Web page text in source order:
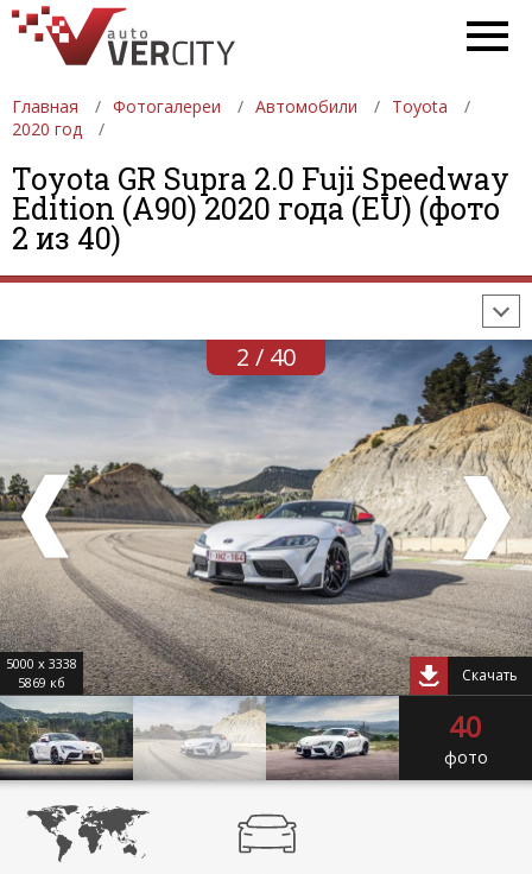
Главная Фотогалереи Автомобили
Toyota
2020 год
Toyota GR Supra 2.0 Fuji Speedway
Edition (A90) 2020 года (EU) (фото
2 из 40)
ФОТОГАЛЕРЕИ АВТОМОБИЛИ
ДЕВУШКИ
АВТОСАЛОНЫ
2 / 40
5000 x 3338
5869 кб
Скачать
40
фото